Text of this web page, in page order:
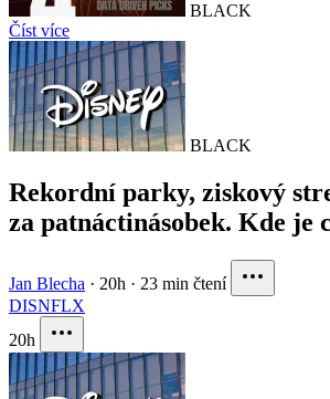
BLACK
Číst více
BLACK
Rekordní parky, ziskový
za patnáctinásobek. Kde je
Jan Blecha · 20h · 23 min čtení
DISNFLX
20h